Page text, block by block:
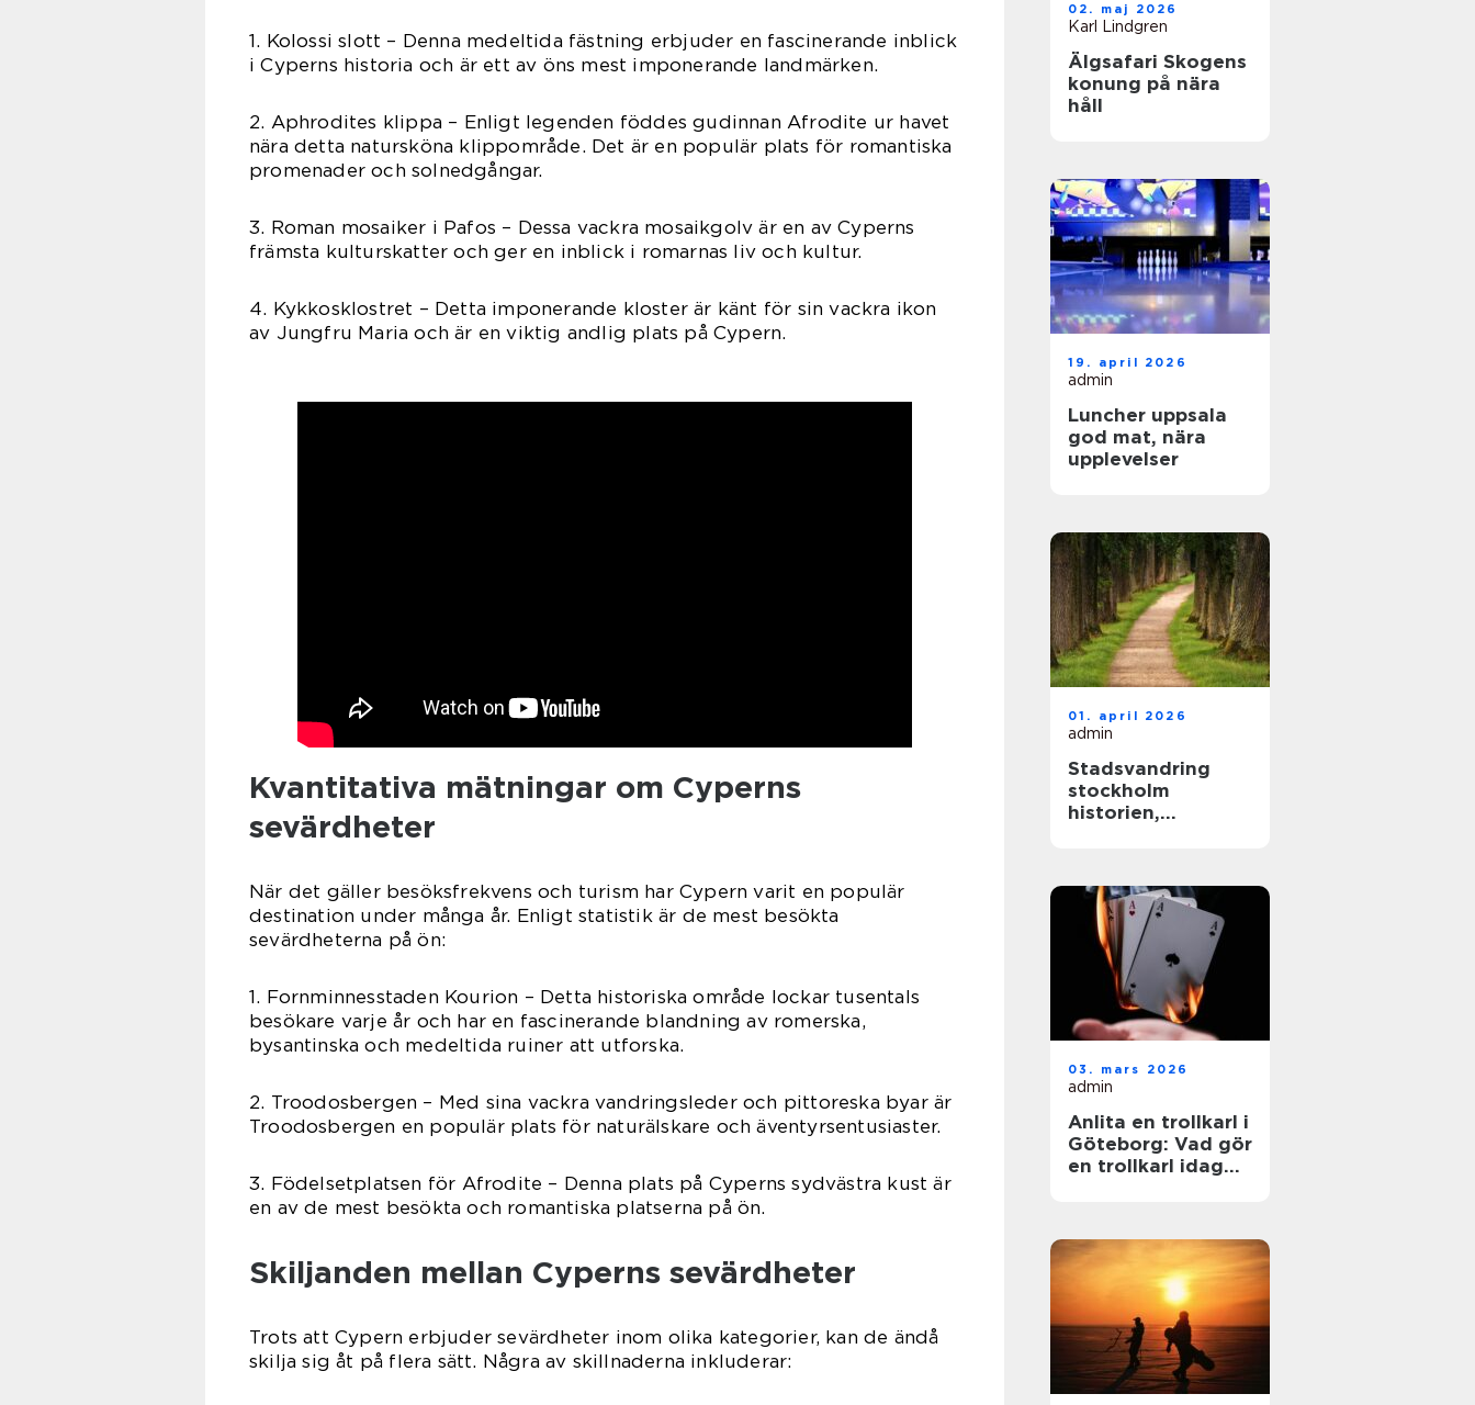
1. Kolossi slott – Denna medeltida fästning erbjuder en fascinerande inblick
i Cyperns historia och är ett av öns mest imponerande landmärken.
2. Aphrodites klippa – Enligt legenden föddes gudinnan Afrodite ur havet
nära detta natursköna klippområde. Det är en populär plats för romantiska
promenader och solnedgångar.
3. Roman mosaiker i Pafos – Dessa vackra mosaikgolv är en av Cyperns
främsta kulturskatter och ger en inblick i romarnas liv och kultur.
4. Kykkosklostret – Detta imponerande kloster är känt för sin vackra ikon
av Jungfru Maria och är en viktig andlig plats på Cypern.
Kvantitativa mätningar om Cyperns
sevärdheter
När det gäller besöksfrekvens och turism har Cypern varit en populär
destination under många år. Enligt statistik är de mest besökta
sevärdheterna på ön:
1. Fornminnesstaden Kourion – Detta historiska område lockar tusentals
besökare varje år och har en fascinerande blandning av romerska,
bysantinska och medeltida ruiner att utforska.
2. Troodosbergen – Med sina vackra vandringsleder och pittoreska byar är
Troodosbergen en populär plats för naturälskare och äventyrsentusiaster.
3. Födelsetplatsen för Afrodite – Denna plats på Cyperns sydvästra kust är
en av de mest besökta och romantiska platserna på ön.
Skiljanden mellan Cyperns sevärdheter
Trots att Cypern erbjuder sevärdheter inom olika kategorier, kan de ändå
skilja sig åt på flera sätt. Några av skillnaderna inkluderar:
02. maj 2026
Karl Lindgren
Älgsafari Skogens
konung på nära
håll
19. april 2026
admin
Luncher uppsala
god mat, nära
upplevelser
01. april 2026
admin
Stadsvandring
stockholm
historien,
03. mars 2026
admin
Anlita en trollkarl i
Göteborg: Vad gör
en trollkarl idag